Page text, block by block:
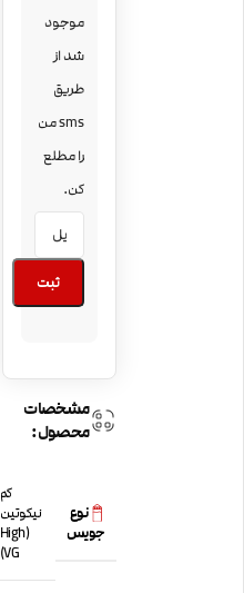
موجود
شد از
طریق
sms من
را مطلع
کن.
ثبت
مشخصات
محصول:
نوع
جویس
کم
نیکوتین
(High
VG)